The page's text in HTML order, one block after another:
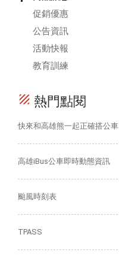
促銷優惠
公告資訊
活動快報
教育訓練
texture 熱門點閱
快來和高雄熊一起正確搭公車
高雄iBus公車即時動態資訊
颱風時刻表
TPASS